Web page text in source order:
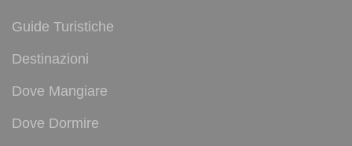
Guide Turistiche
Destinazioni
Dove Mangiare
Dove Dormire